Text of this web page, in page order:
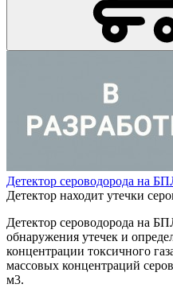
Детектор сероводорода на
Детектор находит утечки
Детектор сероводорода на
обнаружения утечек и
концентрации токсичного
массовых концентраций
м3.